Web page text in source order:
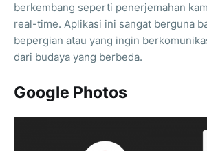
berkembang seperti penerjemahan
real-time. Aplikasi ini sangat berguna
bepergian atau yang ingin
dari budaya yang berbeda.
Google Photos